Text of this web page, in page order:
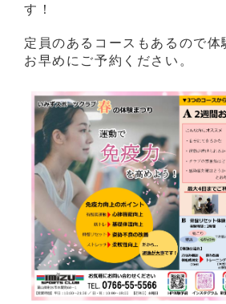
す！
定員のあるコースもあるので体
お早めにご予約ください。